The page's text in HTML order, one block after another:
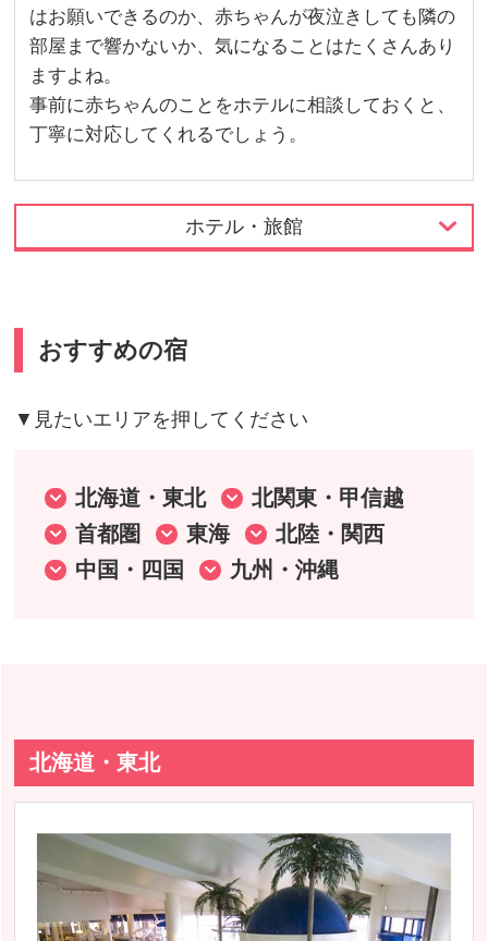
はお願いできるのか、赤ちゃんが夜泣きしても隣の
部屋まで響かないか、気になることはたくさんあり
ますよね。
事前に赤ちゃんのことをホテルに相談しておくと、
丁寧に対応してくれるでしょう。
ホテル・旅館
おすすめの宿
▼見たいエリアを押してください
北海道・東北
北関東・甲信越
首都圏
東海
北陸・関西
中国・四国
九州・沖縄
北海道・東北